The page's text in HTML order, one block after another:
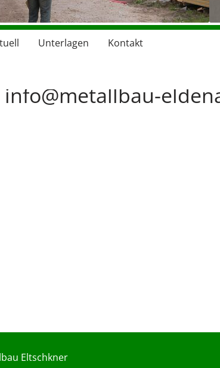
Unterlagen Kontakt
info@metallbau-
Eltschkner